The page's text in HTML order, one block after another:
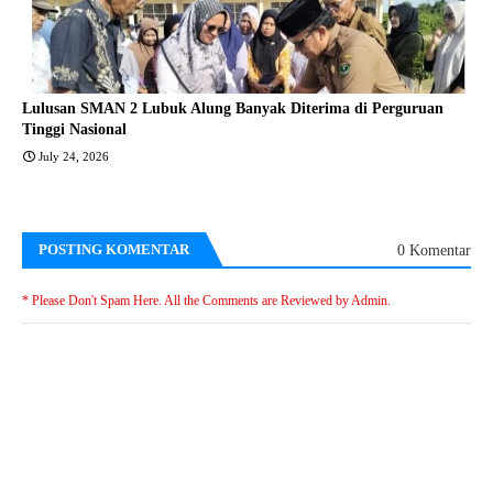
Lulusan SMAN 2 Lubuk Alung Banyak Diterima di Perguruan
Tinggi Nasional
July 24, 2026
POSTING KOMENTAR 0 Komentar
* Please Don't Spam Here. All the Comments are Reviewed by Admin.